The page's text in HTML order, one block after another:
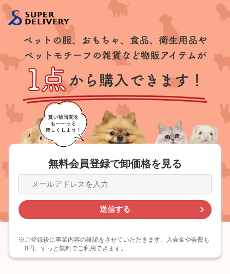
無料会員登録で卸価格を見る
※ご登録後に事業内容の確認をさせていただきます。入会金や会費も
0円、ずっと無料でご利用できます。